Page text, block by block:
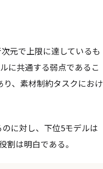
元で上限に達しているも
に共通する弱点であるこ
、素材制約タスクにおけ
に対し、下位5モデルは
割は明白である。